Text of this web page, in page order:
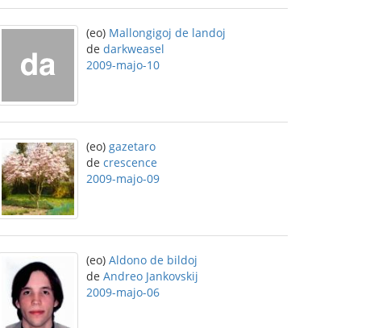
(eo) Mallongigoj de landoj
de darkweasel
2009-majo-10
(eo) gazetaro
de crescence
2009-majo-09
(eo) Aldono de bildoj
de Andreo Jankovskij
2009-majo-06